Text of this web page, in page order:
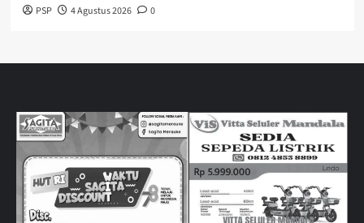
PSP 4 Agustus 2026 0